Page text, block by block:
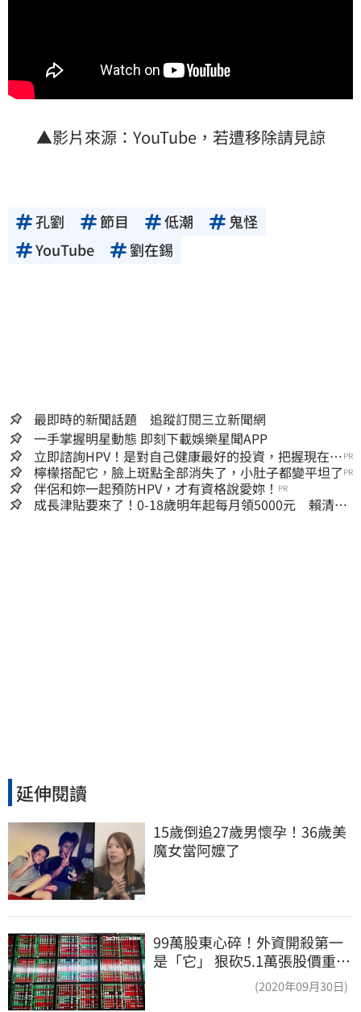
▲影片來源：YouTube，若遭移除請見諒
孔劉 節目 低潮
鬼怪
YouTube
劉在錫
最即時的新聞話題 追蹤訂閱三立新聞網
一手掌握明星動態 即刻下載娛樂星聞APP
立即諮詢HPV！是對自己健康最好的投資，把握現在不
嫌晚！
PR
檸檬搭配它，臉上斑點全部消失了，小肚子都變平坦了 PR
伴侶和妳一起預防HPV，才有資格說愛妳！ PR
成長津貼要來了！0-18歲明年起每月領5000元 賴清
延伸閱讀
15歲倒追27歲男懷孕！36歲美
魔女當阿嬤了
99萬股東心碎！外資開殺第一
是「它」 狠砍5.1萬張股價重挫
(2020年09月30日)